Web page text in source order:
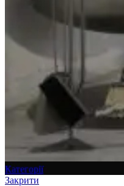
Категорії
Закрити